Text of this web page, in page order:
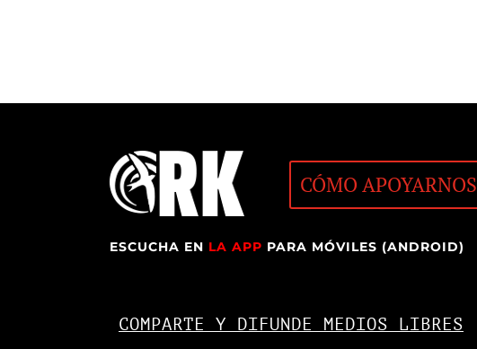
CÓMO APOYARNOS
ESCUCHA EN LA APP PARA MÓVILES (ANDROID)
COMPARTE Y DIFUNDE MEDIOS LIBRES